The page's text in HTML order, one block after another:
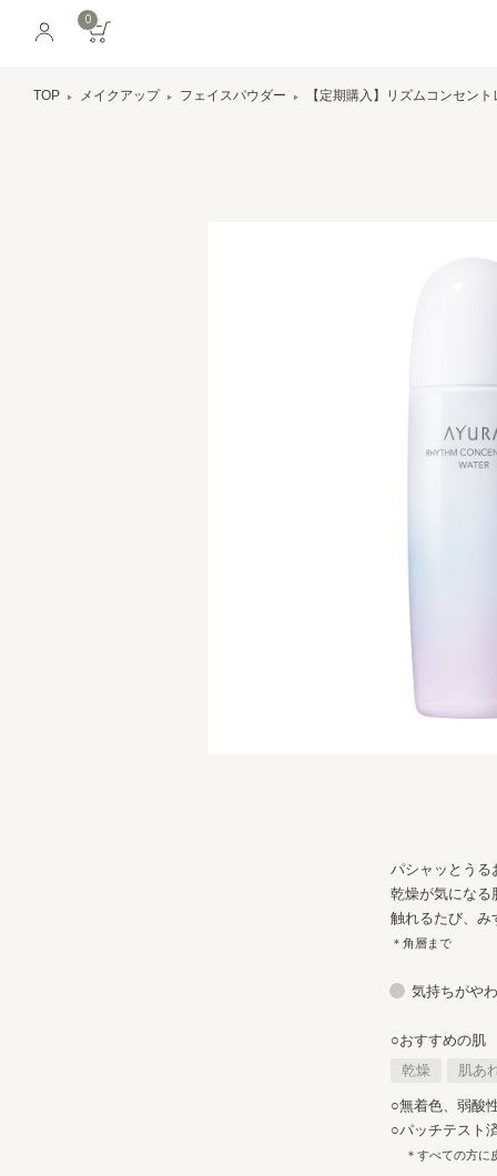
0
TOP メイクアップ フェイスパウダー 【定期購入】リズムコンセン
パシャッとうる
乾燥が気になる
触れるたび、み
＊角層まで
気持ちがや
○おすすめの肌
乾燥
肌あ
○無着色、弱酸
○パッチテスト
＊すべての方に